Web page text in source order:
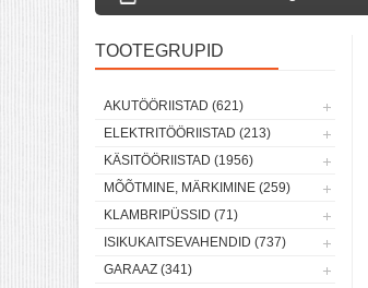
TOOTEGRUPID
AKUTÖÖRIISTAD (621)
ELEKTRITÖÖRIISTAD (213)
KÄSITÖÖRIISTAD (1956)
MÕÕTMINE, MÄRKIMINE (259)
KLAMBRIPÜSSID (71)
ISIKUKAITSEVAHENDID (737)
GARAAZ (341)